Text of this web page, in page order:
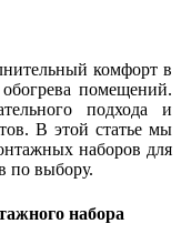
комфорт в
помещений.
подхода и
В этой статье мы
наборов для
по выбору.
набора